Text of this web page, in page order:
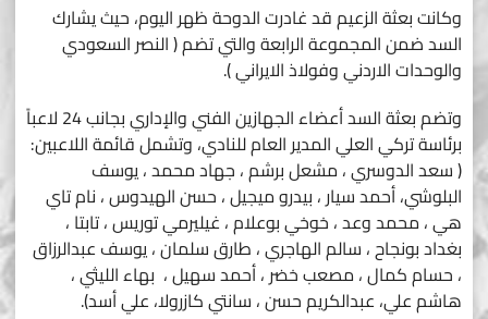
وكانت بعثة الزعيم قد غادرت الدوحة ظهر اليوم، حيث يشارك
السد ضمن المجموعة الرابعة والتي تضم ( النصر السعودي
والوحدات الاردني وفولاذ الايراني ).
وتضم بعثة السد أعضاء الجهازين الفني والإداري بجانب 24 لاعباً
برئاسة تركي العلي المدير العام للنادي، وتشمل قائمة اللاعبين:
( سعد الدوسري ، مشعل برشم ، جهاد محمد ، يوسف
البلوشي، أحمد سيار ، بيدرو ميجيل ، حسن الهيدوس ، نام تاي
هي ، محمد وعد ، خوخي بوعلام ، غيليرمي توريس ، تابتا ،
بغداد بونجاح ، سالم الهاجري ، طارق سلمان ، يوسف عبدالرزاق
، حسام كمال ، مصعب خضر ، أحمد سهيل ، بهاء الليثي ،
هاشم علي، عبدالكريم حسن ، سانتي كازرولا، علي أسد).